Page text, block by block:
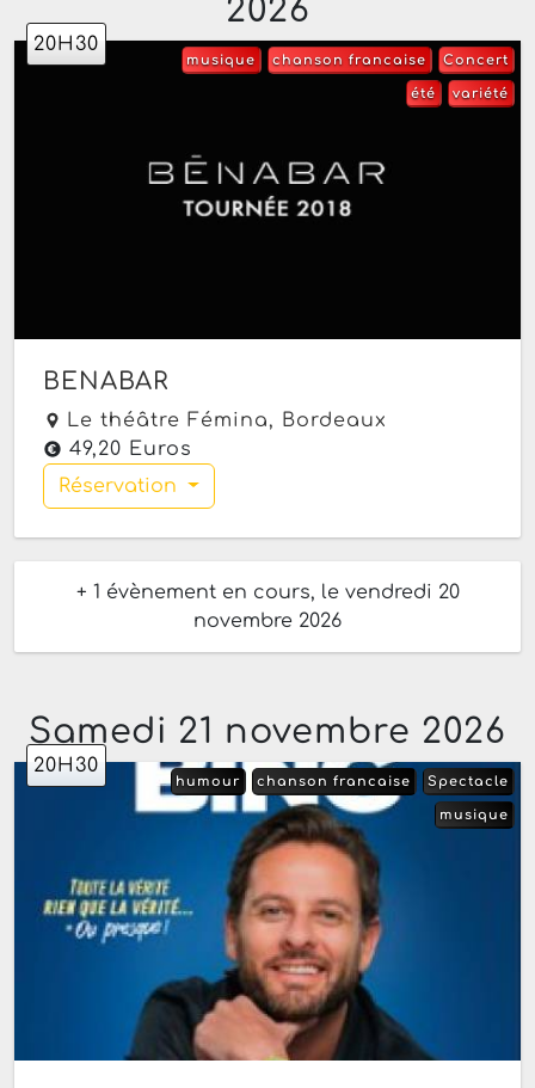
2026
20H30
Concert
chanson francaise
musique
variété
été
BENABAR
Le théâtre Fémina, Bordeaux
49,20 Euros
Réservation
+ 1 évènement en cours, le vendredi 20
novembre 2026
Samedi 21 novembre 2026
20H30
Spectacle
chanson francaise
humour
musique